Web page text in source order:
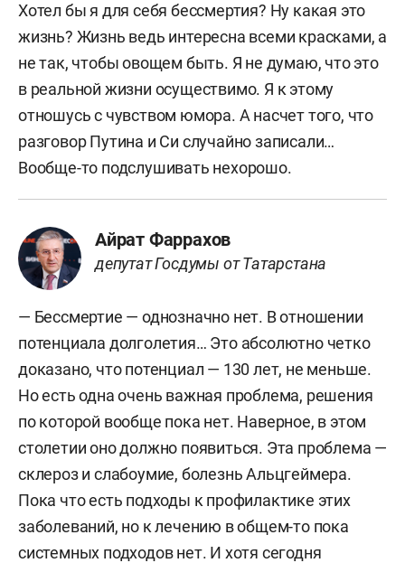
Хотел бы я для себя бессмертия? Ну какая это
жизнь? Жизнь ведь интересна всеми красками, а
не так, чтобы овощем быть. Я не думаю, что это
в реальной жизни осуществимо. Я к этому
отношусь с чувством юмора. А насчет того, что
разговор Путина и Си случайно записали…
Вообще-то подслушивать нехорошо.
Айрат Фаррахов
депутат Госдумы от Татарстана
— Бессмертие — однозначно нет. В отношении
потенциала долголетия… Это абсолютно четко
доказано, что потенциал — 130 лет, не меньше.
Но есть одна очень важная проблема, решения
по которой вообще пока нет. Наверное, в этом
столетии оно должно появиться. Эта проблема —
склероз и слабоумие, болезнь Альцгеймера.
Пока что есть подходы к профилактике этих
заболеваний, но к лечению в общем-то пока
системных подходов нет. И хотя сегодня